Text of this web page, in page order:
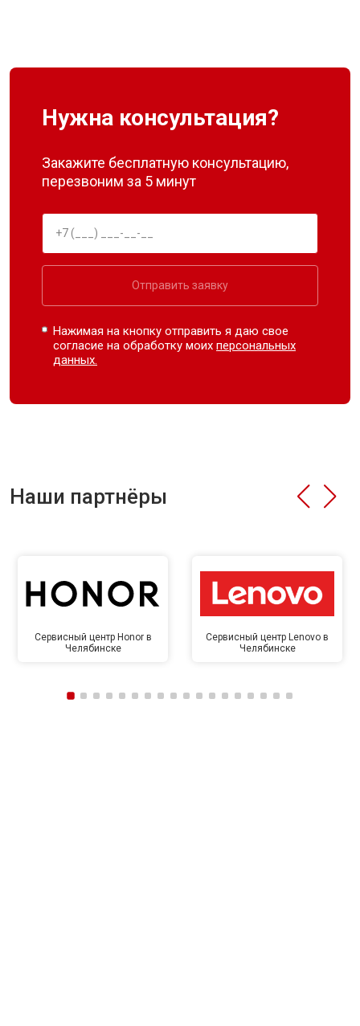
Нужна консультация?
Закажите бесплатную консультацию,
перезвоним за 5 минут
Отправить заявку
Нажимая на кнопку отправить я даю свое
согласие на обработку моихперсональных
данных.
Наши партнёры
Сервисный центр Honor в
Челябинске
Сервисный центр Lenovo в
Челябинске